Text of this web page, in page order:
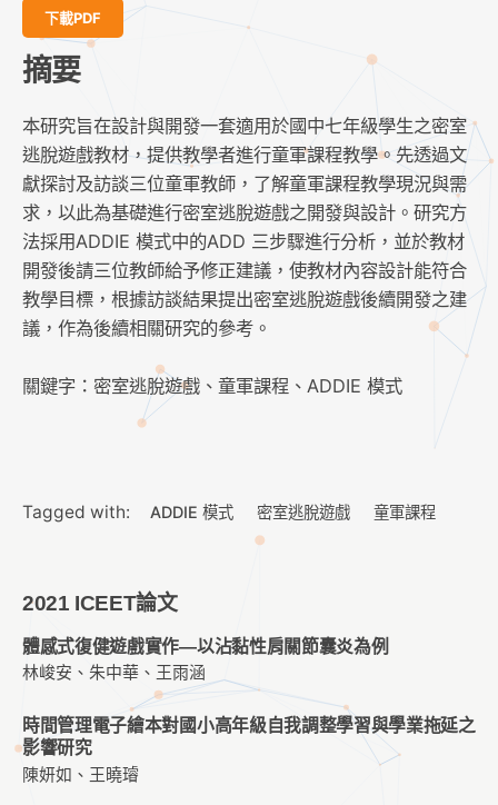
下載PDF
摘要
本研究旨在設計與開發一套適用於國中七年級學生之密室
逃脫遊戲教材，提供教學者進行童軍課程教學。先透過文
獻探討及訪談三位童軍教師，了解童軍課程教學現況與需
求，以此為基礎進行密室逃脫遊戲之開發與設計。研究方
法採用ADDIE 模式中的ADD 三步驟進行分析，並於教材
開發後請三位教師給予修正建議，使教材內容設計能符合
教學目標，根據訪談結果提出密室逃脫遊戲後續開發之建
議，作為後續相關研究的參考。
關鍵字：密室逃脫遊戲、童軍課程、ADDIE 模式
Tagged with: ADDIE 模式 密室逃脫遊戲 童軍課程
2021 ICEET論文
體感式復健遊戲實作—以沾黏性肩關節囊炎為例
林峻安、朱中華、王雨涵
時間管理電子繪本對國小高年級自我調整學習與學業拖延之
影響研究
陳妍如、王曉璿